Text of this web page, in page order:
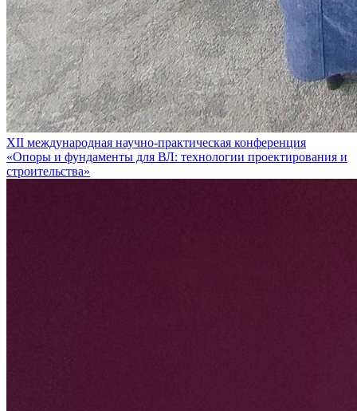
XII международная научно-практическая конференция
«Опоры и фундаменты для ВЛ: технологии проектирования и
строительства»